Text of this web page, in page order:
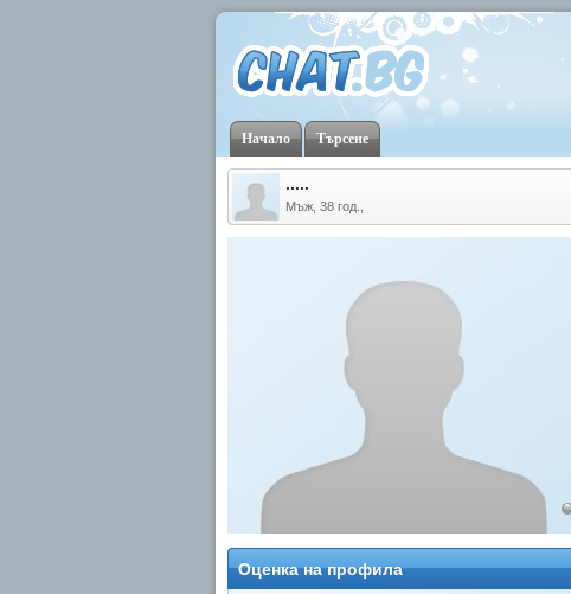
Начало Търсене
.....
Мъж, 38 год.,
Оценка на профила